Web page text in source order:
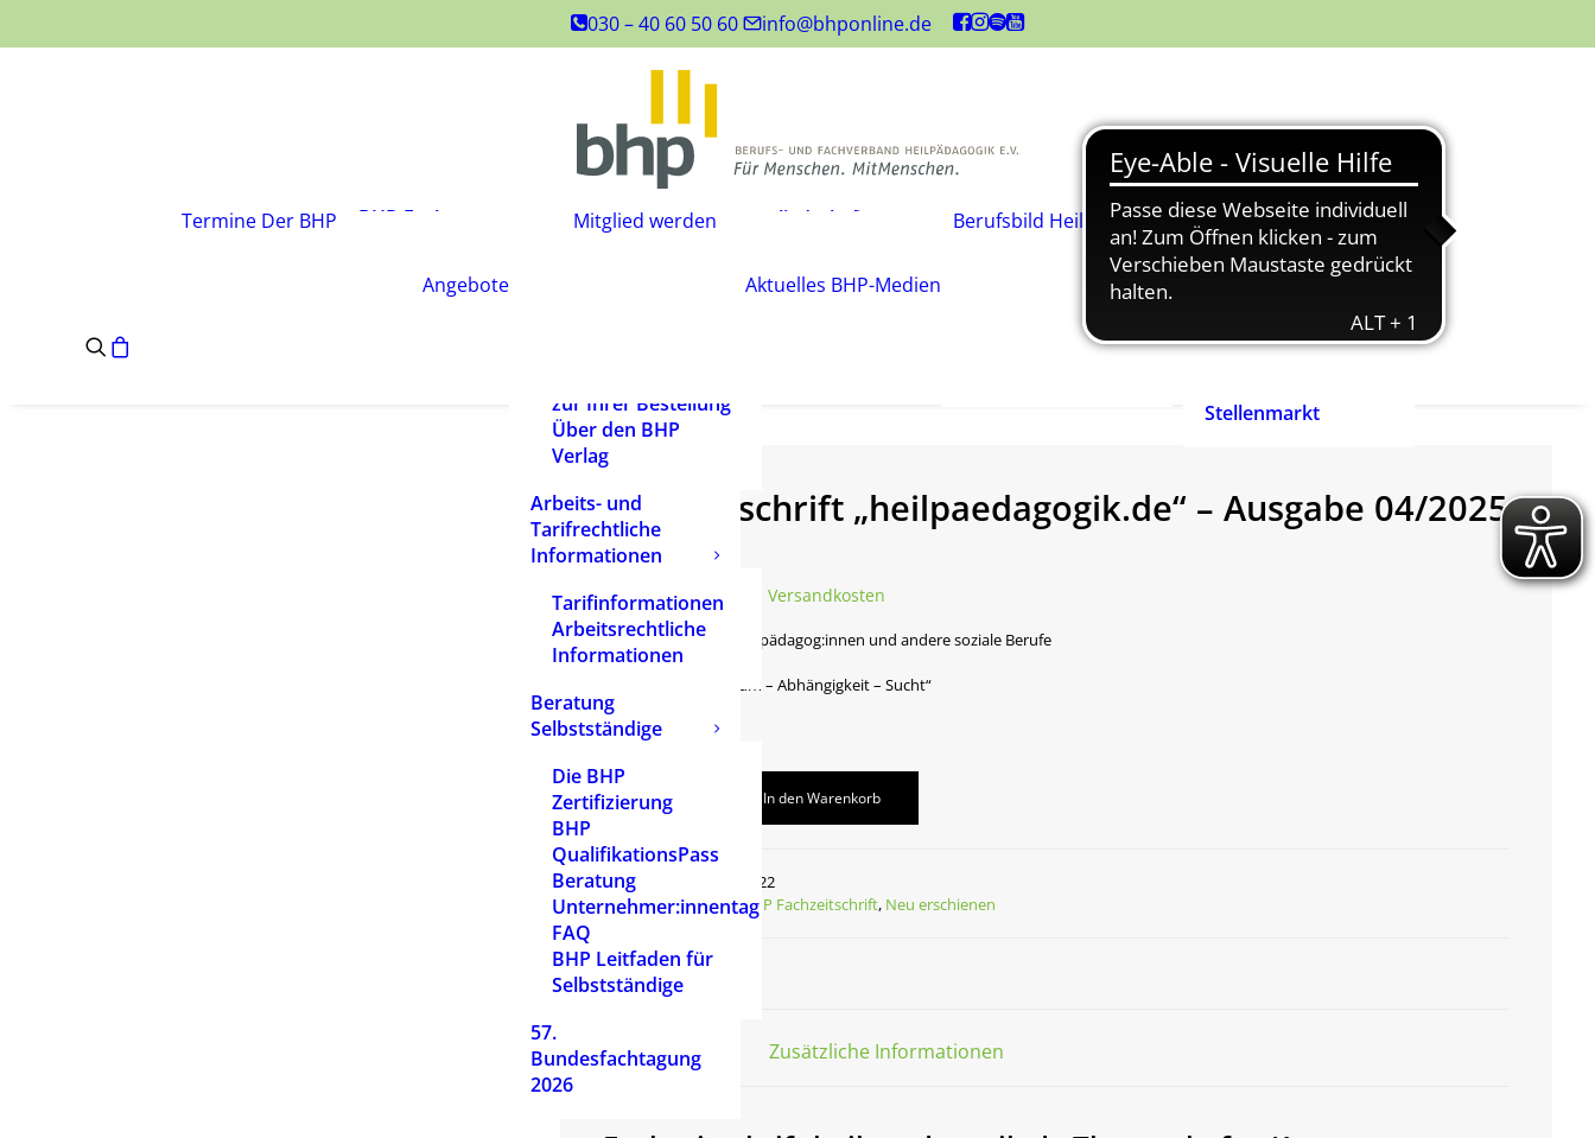
030 – 40 60 50 60 info@bhponline.de
Termine Der BHP
BHP-Fachgruppen
Satzung des BHP
Mitglied werden
Mitgliedschaft
Berufsbild Heilpädagog:in
Wie werde ich
Heilpädagog:in?
BHP-Berufsbild
Heilpädagog:in
Arbeitshilfen und
Positionspapiere
Anbieter
Stellenmarkt
Angebote
Inhouse-
Weiterbildungen
Angebot für
EAH Bildungspost
Fachliteratur
Büchershop
zur Ihrer Bestellung
Über den BHP
Verlag
Arbeits- und
Tarifrechtliche
Informationen
Tarifinformationen
Arbeitsrechtliche
Informationen
Beratung
Selbstständige
Die BHP
Zertifizierung
BHP
QualifikationsPass
Beratung
Unternehmer:innentag
FAQ
BHP Leitfaden für
Selbstständige
57.
Bundesfachtagung
2026
Aktuelles BHP-Medien
Barrierefreiheit ist
Fachzeitschrift „heilpaedagogik.de“ – Ausgabe 04/2025
6,50
inkl. 7 % MwSt. Versandkosten
Fachzeitschrift für Heilpädagog:innen und andere soziale Berufe
Ausgabe 4/2025
Themenheft: „Konsum – Abhängigkeit – Sucht“
Vorrätig
In den Warenkorb
Artikelnummer
2622
Kategorien
BHP Fachzeitschrift, Neu erschienen
Beschreibung Zusätzliche Informationen